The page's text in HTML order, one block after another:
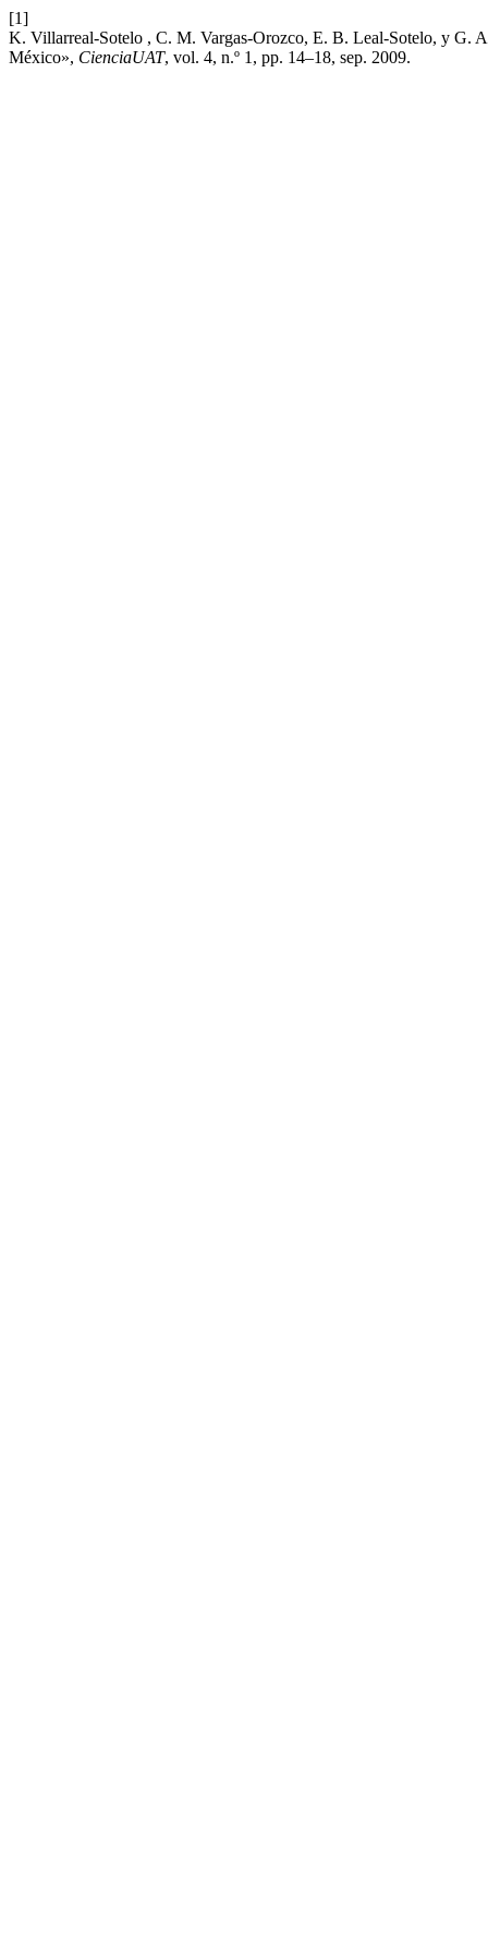
[1]
K. Villarreal-Sotelo , C. M. Vargas-Orozco, E. B. Leal-Sotelo, y G.
México», CienciaUAT, vol. 4, n.º 1, pp. 14–18, sep. 2009.